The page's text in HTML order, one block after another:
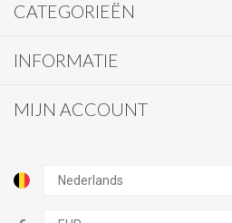
CATEGORIEËN
INFORMATIE
MIJN ACCOUNT